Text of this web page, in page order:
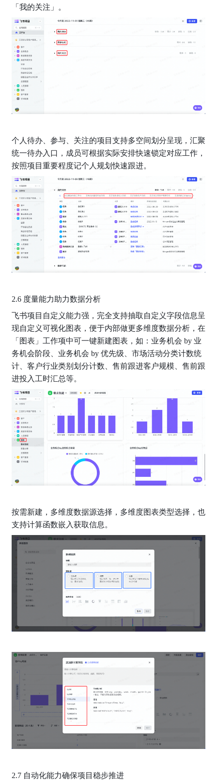
「我的关注」。
个人待办、参与、关注的项目支持多空间划分呈现，汇聚
统一待办入口，成员可根据实际安排快速锁定对应工作，
按照项目重要程度记个人规划快速跟进。
2.6 度量能力助力数据分析
飞书项目自定义能力强，完全支持抽取自定义字段信息呈
现自定义可视化图表，便于内部做更多维度数据分析，在
「图表」工作项中可一键新建图表，如：业务机会 by 业
务机会阶段、业务机会 by 优先级、市场活动分类计数统
计、客户行业类别划分计数、售前跟进客户规模、售前跟
进投入工时汇总等。
按需新建，多维度数据源选择，多维度图表类型选择，也
支持计算函数嵌入获取信息。
2.7 自动化能力确保项目稳步推进